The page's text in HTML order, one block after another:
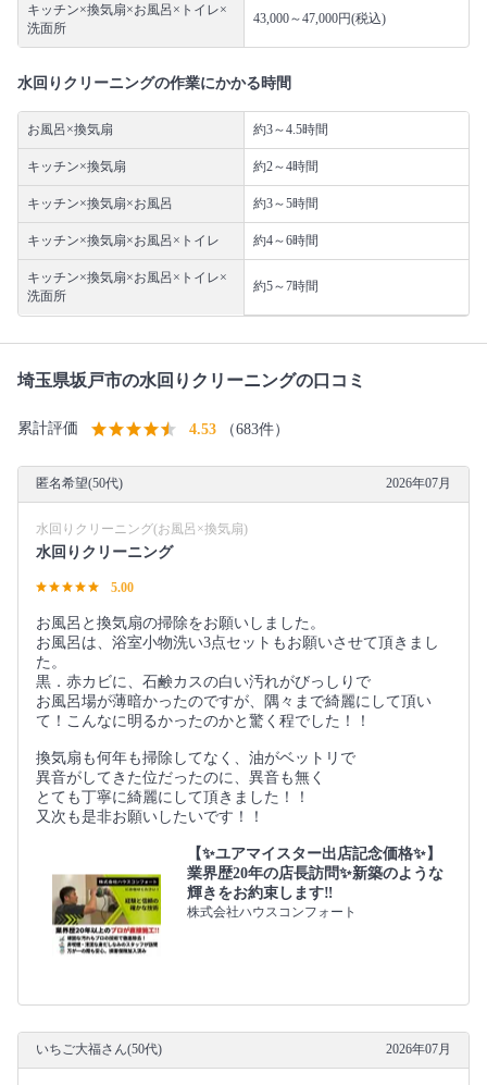
キッチン×換気扇×お風呂×トイレ×
洗面所
43,000～47,000円(税込)
水回りクリーニングの作業にかかる時間
お風呂×換気扇 約3～4.5時間
キッチン×換気扇 約2～4時間
キッチン×換気扇×お風呂 約3～5時間
キッチン×換気扇×お風呂×トイレ 約4～6時間
キッチン×換気扇×お風呂×トイレ×
洗面所
約5～7時間
埼玉県坂戸市の水回りクリーニングの口コミ
累計評価 4.53 （683件）
匿名希望(50代) 2026年07月
水回りクリーニング(お風呂×換気扇)
水回りクリーニング
5.00
お風呂と換気扇の掃除をお願いしました。
お風呂は、浴室小物洗い3点セットもお願いさせて頂きまし
た。
黒．赤カビに、石鹸カスの白い汚れがびっしりで
お風呂場が薄暗かったのですが、隅々まで綺麗にして頂い
て！こんなに明るかったのかと驚く程でした！！
換気扇も何年も掃除してなく、油がベットリで
異音がしてきた位だったのに、異音も無く
とても丁寧に綺麗にして頂きました！！
又次も是非お願いしたいです！！
【✨ユアマイスター出店記念価格✨】
業界歴20年の店長訪問✨新築のような
輝きをお約束します‼️
株式会社ハウスコンフォート
いちご大福さん(50代) 2026年07月